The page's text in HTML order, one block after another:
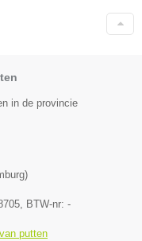
in de provincie
)
, BTW-nr: -
putten